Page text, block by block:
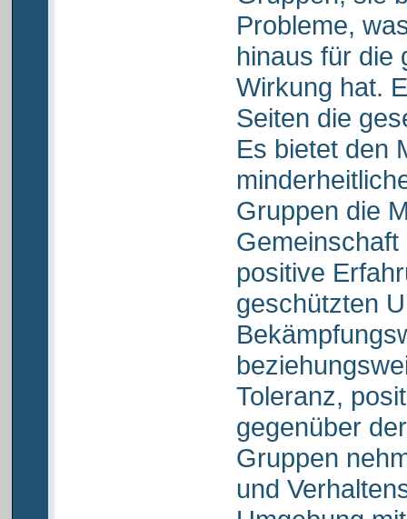
Probleme,
hinaus für die
Wirkung hat.
Seiten die
Es bietet den
Gruppen die
positive
geschützten
Toleranz,
gegenüber
Gruppen
und